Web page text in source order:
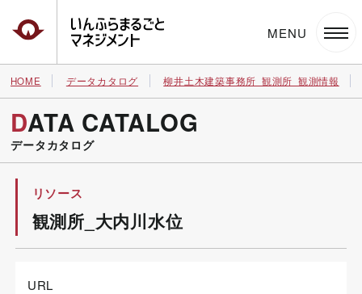
いんふらまるごとマネジメント
HOME データカタログ 柳井土木建築事務所_観測所_観測情報
DATA CATALOG
データカタログ
リソース
観測所_大内川水位
URL